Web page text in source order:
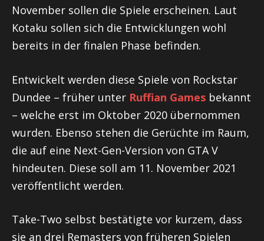
November sollen die Spiele erscheinen. Laut
Kotaku sollen sich die Entwicklungen wohl
bereits in der finalen Phase befinden.
Entwickelt werden diese Spiele von Rockstar
Dundee – früher unter Ruffian Games bekannt
– welche erst im Oktober 2020 übernommen
wurden. Ebenso stehen die Gerüchte im Raum,
die auf eine Next-Gen-Version von GTA V
hindeuten. Diese soll am 11. November 2021
veröffentlicht werden.
Take-Two selbst bestätigte vor kurzem, dass
sie an drei Remasters von früheren Spielen